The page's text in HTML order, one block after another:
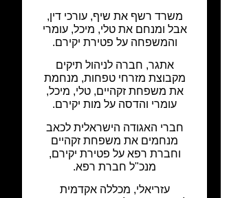
משרד רשף את שיף, עורכי דין,
אבל ומנחם את טלי, מיכל, עומרי
והמשפחה על פטירת יקירם.
אתגר, חברה לניהול תיקים
מקבוצת מזרחי טפחות, מנחמת
את משפחת זקהיים, טלי, מיכל,
עומרי והדסה על מות יקירם.
חברי האגודה הישראלית לכאב
מנחמים את משפחת זקהיים
וחברת רפא על פטירת יקירם,
מנכ"ל חברת רפא.
עזריאלי, מכללה אקדמית